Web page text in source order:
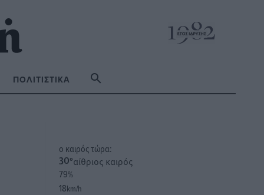
ΠΟΛΙΤΙΣΤΙΚΆ
o καιρός τώρα:
30°αίθριος καιρός
79%
18km/h